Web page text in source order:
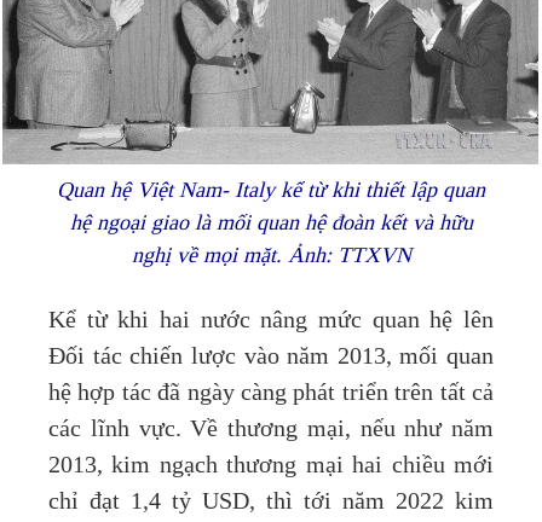
Quan hệ Việt Nam-Italy kể từ khi thiết lập quan
hệ ngoại giao là mối quan hệ đoàn kết và hữu
nghị về mọi mặt. Ảnh: TTXVN
Kể từ khi hai nước nâng mức quan hệ lên
Đối tác chiến lược vào năm 2013, mối quan
hệ hợp tác đã ngày càng phát triển trên tất cả
các lĩnh vực. Về thương mại, nếu như năm
2013, kim ngạch thương mại hai chiều mới
chỉ đạt 1,4 tỷ USD, thì tới năm 2022 kim